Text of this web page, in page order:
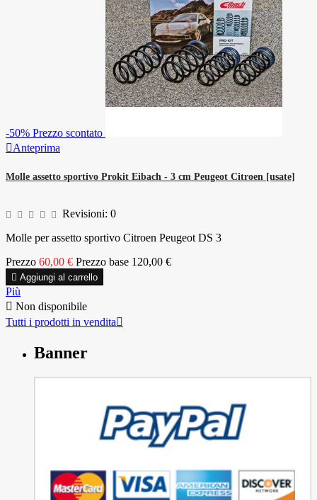
-50% Prezzo scontato
Anteprima
Molle assetto sportivo Prokit Eibach - 3 cm Peugeot Citroen [usate]
Revisioni: 0
Molle per assetto sportivo Citroen Peugeot DS 3
Prezzo 60,00 € Prezzo base 120,00 €
 Aggiungi al carrello
Più
 Non disponibile
Tutti i prodotti in vendita
Banner